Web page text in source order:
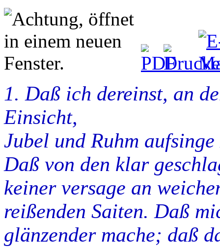
1. Daß ich dereinst, an
Einsicht,
Jubel und Ruhm
Daß von den klar
keiner versage an
reißenden Saiten. Daß
glänzender mache; daß